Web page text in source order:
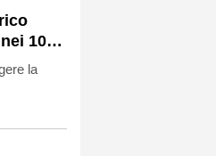
100
la